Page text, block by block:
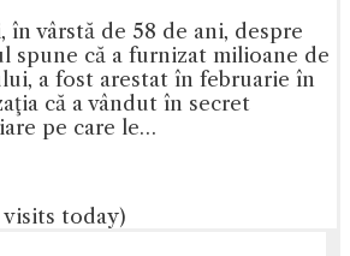
în vârstă de 58 de ani, despre
spune că a furnizat milioane de
a fost arestat în februarie în
că a vândut în secret
pe care le…
visits today)